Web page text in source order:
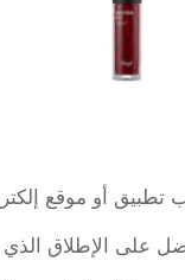
أو موقع
على الإطلاق